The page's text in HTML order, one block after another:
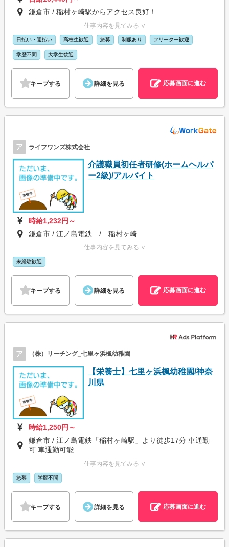
鎌倉市 / 稲村ヶ崎駅からアクセス良好！
仕事内容を見てみる ∨
日払い・週払い 高校生歓迎 急募 制服あり フリーター歓迎
学歴不問 大学生歓迎
キープする 詳細を見る 応募画面に進む
ア ライフワンズ株式会社
介護職員初任者研修(ホームヘルパ
ー2級)/アルバイト
時給1,232円～
鎌倉市 / 江ノ島電鉄 / 稲村ヶ崎
仕事内容を見てみる ∨
未経験歓迎
キープする 詳細を見る 応募画面に進む
ア （株）リーチング_七里ヶ浜楓幼稚園
【栄養士】七里ヶ浜楓幼稚園/神奈
川県
時給1,250円～
鎌倉市 / 江ノ島電鉄「稲村ヶ崎駅」より徒歩17分 車通勤
可 車通勤可能
仕事内容を見てみる ∨
急募 学歴不問
キープする 詳細を見る 応募画面に進む